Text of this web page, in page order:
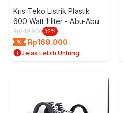
Kris Teko Listrik Plastik
600 Watt 1 liter - Abu-Abu
Rp249.900 32%
Rp169.000
Jelas Lebih Untung